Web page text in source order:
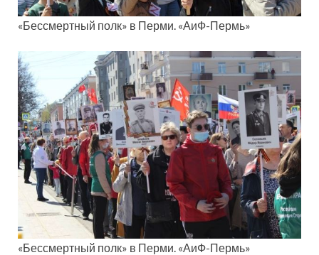
«Бессмертный полк» в Перми. «АиФ-Пермь»
«Бессмертный полк» в Перми. «АиФ-Пермь»